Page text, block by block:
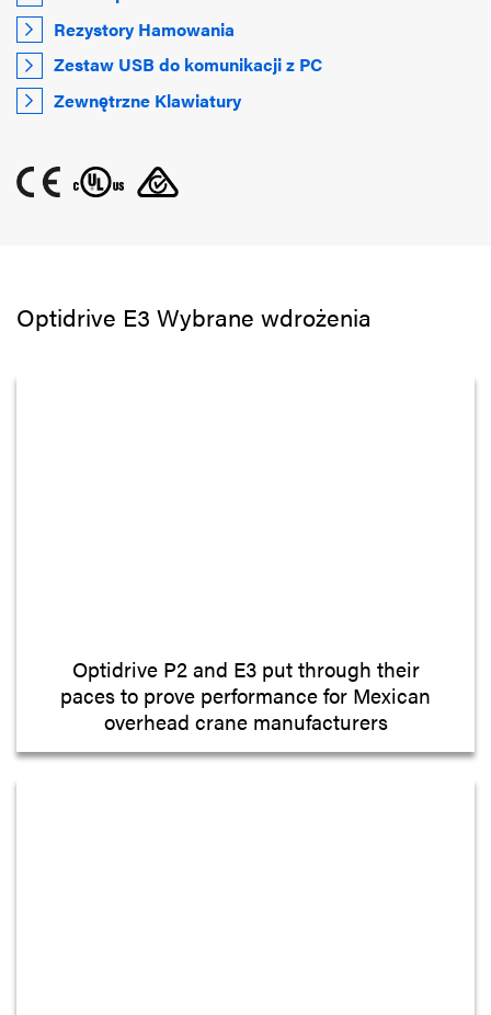
Rezystory Hamowania
Zestaw USB do komunikacji z PC
Zewnętrzne Klawiatury
Optidrive E3 Wybrane wdrożenia
Optidrive P2 and E3 put through their
paces to prove performance for Mexican
overhead crane manufacturers